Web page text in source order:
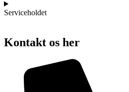
Serviceholdet
Kontakt os her